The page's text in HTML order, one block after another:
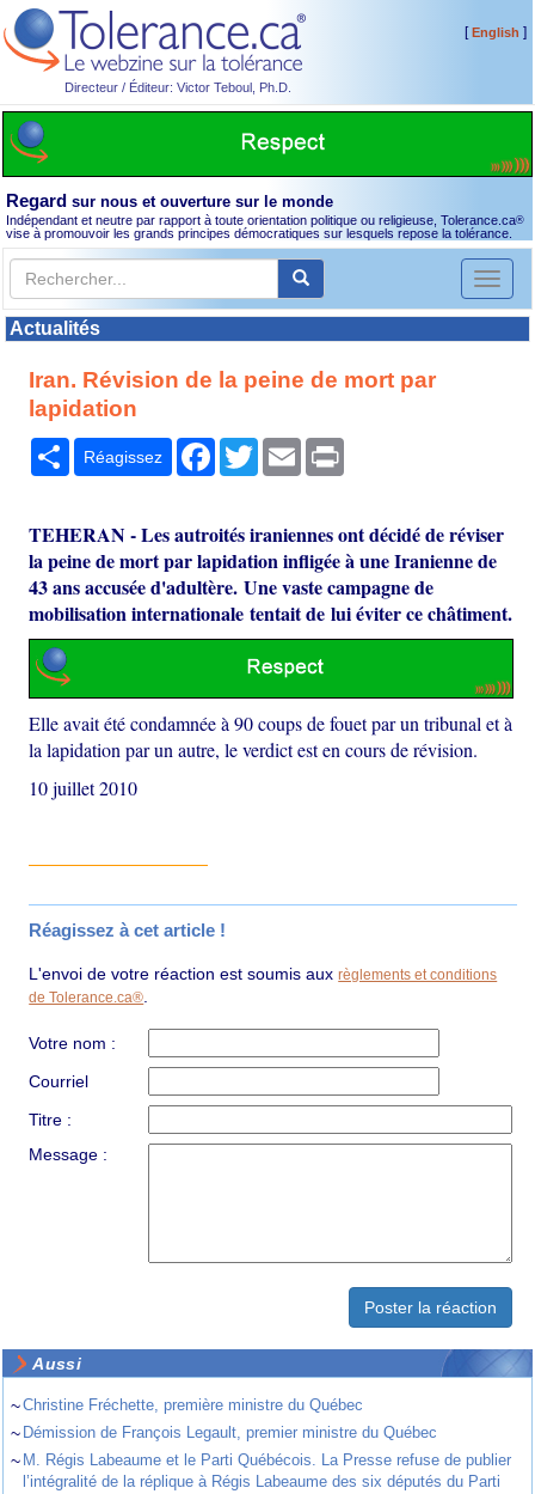
Directeur / Éditeur: Victor Teboul, Ph.D.
[English ]
Regard sur nous et ouverture sur le monde
Indépendant et neutre par rapport à toute orientation politique ou religieuse, Tolerance.ca®
vise à promouvoir les grands principes démocratiques sur lesquels repose la tolérance.
Toggle
Actualités
Iran. Révision de la peine de mort par
lapidation
Partager
Réagissez Facebook
TwitterEmail
TEHERAN - Les autroités iraniennes ont décidé de réviser
la peine de mort par lapidation infligée à une Iranienne de
43 ans accusée d'adultère. Une vaste campagne de
mobilisation internationale tentait de lui éviter ce châtiment.
Elle avait été condamnée à 90 coups de fouet par un tribunal et à
la lapidation par un autre, le verdict est en cours de révision.
10 juillet 2010
Réagissez à cet article !
L'envoi de votre réaction est soumis auxrèglements et conditions
de Tolerance.ca®
Votre nom :
Courriel
Titre :
Message :
Aussi
~Christine Fréchette, première ministre du Québec
~ Démission de François Legault, premier ministre du Québec
~ M. Régis Labeaume et le Parti Québécois. La Presse refuse de publier
l’intégralité de la réplique à Régis Labeaume des six députés du Parti